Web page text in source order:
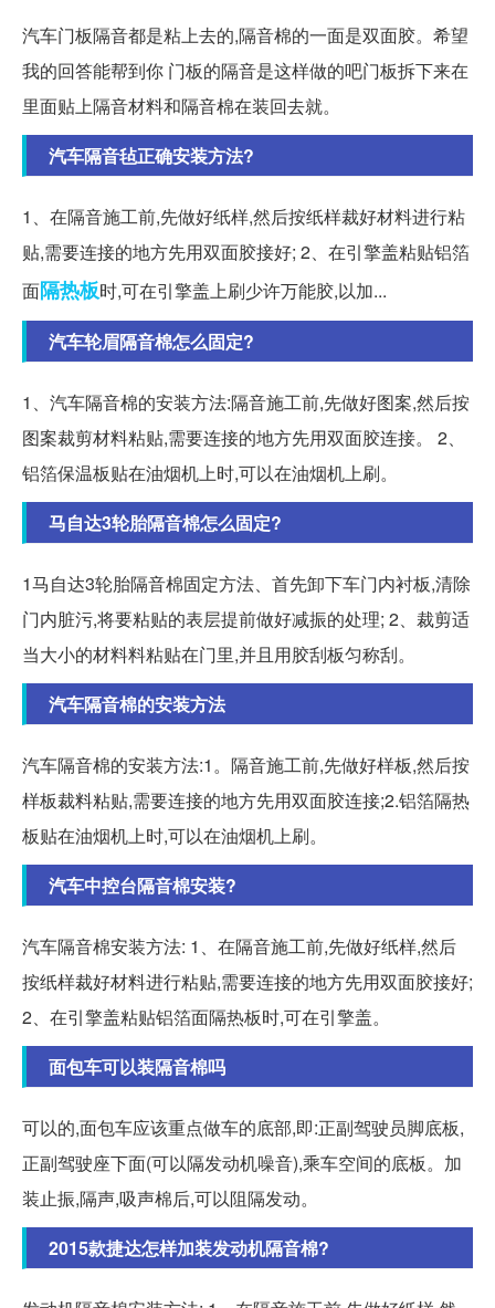
汽车门板隔音都是粘上去的,隔音棉的一面是双面胶。希望
我的回答能帮到你 门板的隔音是这样做的吧门板拆下来在
里面贴上隔音材料和隔音棉在装回去就。
汽车隔音毡正确安装方法?
1、在隔音施工前,先做好纸样,然后按纸样裁好材料进行粘
贴,需要连接的地方先用双面胶接好; 2、在引擎盖粘贴铝箔
面隔热板时,可在引擎盖上刷少许万能胶,以加...
汽车轮眉隔音棉怎么固定?
1、汽车隔音棉的安装方法:隔音施工前,先做好图案,然后按
图案裁剪材料粘贴,需要连接的地方先用双面胶连接。 2、
铝箔保温板贴在油烟机上时,可以在油烟机上刷。
马自达3轮胎隔音棉怎么固定?
1马自达3轮胎隔音棉固定方法、首先卸下车门内衬板,清除
门内脏污,将要粘贴的表层提前做好减振的处理; 2、裁剪适
当大小的材料料粘贴在门里,并且用胶刮板匀称刮。
汽车隔音棉的安装方法
汽车隔音棉的安装方法:1。隔音施工前,先做好样板,然后按
样板裁料粘贴,需要连接的地方先用双面胶连接;2.铝箔隔热
板贴在油烟机上时,可以在油烟机上刷。
汽车中控台隔音棉安装?
汽车隔音棉安装方法: 1、在隔音施工前,先做好纸样,然后
按纸样裁好材料进行粘贴,需要连接的地方先用双面胶接好;
2、在引擎盖粘贴铝箔面隔热板时,可在引擎盖。
面包车可以装隔音棉吗
可以的,面包车应该重点做车的底部,即:正副驾驶员脚底板,
正副驾驶座下面(可以隔发动机噪音),乘车空间的底板。加
装止振,隔声,吸声棉后,可以阻隔发动。
2015款捷达怎样加装发动机隔音棉?